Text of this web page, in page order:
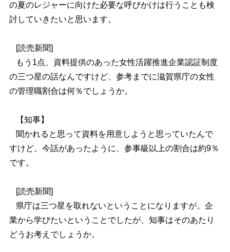
の夏のレジャーに向けた必要な呼びかけは行うことも検
討していきたいと思います。
[読売新聞]
もう1点、資料提供のあった女性活躍推進企業認証制度
の三つ星の話なんですけど、参考までに滋賀県庁の女性
の管理職割合は何％でしょうか。
【知事】
聞かれると思って資料を用意しようと思っていたんで
すけど。今話があったように、参事級以上の割合は約9％
です。
[読売新聞]
県庁は三つ星を取れないということになりますが。企
業から学びたいということでしたが、知事はそのあたり
どうお考えでしょうか。